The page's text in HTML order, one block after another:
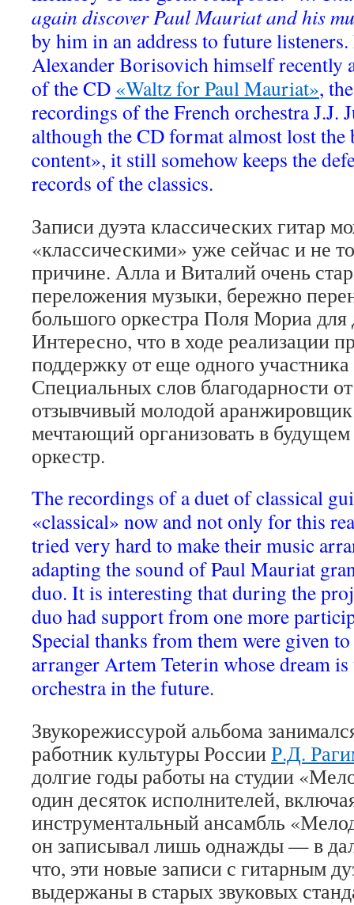
again discover Paul Mauriat and his
by him in an address to future
Alexander Borisovich himself recently
of the CD «Waltz for Paul Mauriat»,
recordings of the French orchestra J.J.
although the CD format almost lost
content», it still somehow keeps the
records of the classics.
Записи дуэта классических гитар
«классическими» уже сейчас и не
причине. Алла и Виталий очень
переложения музыки, бережно
большого оркестра Поля Мориа для
Интересно, что в ходе реализации
поддержку от еще одного
Специальных слов благодарности
отзывчивый молодой
мечтающий организовать в
оркестр.
The recordings of a duet of classical
«classical» now and not only for this
tried very hard to make their music
adapting the sound of Paul Mauriat
duo. It is interesting that during the
duo had support from one more
Special thanks from them were given
arranger Artem Teterin whose dream
orchestra in the future.
Звукорежиссурой альбома
работник культуры РоссииР.Д.
долгие годы работы на студии
один десяток исполнителей,
инструментальный ансамбль
он записывал лишь однажды — в
что, эти новые записи с гитарным
выдержаны в старых звуковых